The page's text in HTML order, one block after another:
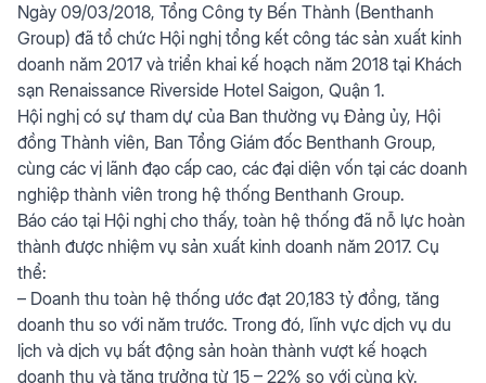
Ngày 09/03/2018, Tổng Công ty Bến Thành (Benthanh
Group) đã tổ chức Hội nghị tổng kết công tác sản xuất kinh
doanh năm 2017 và triển khai kế hoạch năm 2018 tại Khách
sạn Renaissance Riverside Hotel Saigon, Quận 1.
Hội nghị có sự tham dự của Ban thường vụ Đảng ủy, Hội
đồng Thành viên, Ban Tổng Giám đốc Benthanh Group,
cùng các vị lãnh đạo cấp cao, các đại diện vốn tại các doanh
nghiệp thành viên trong hệ thống Benthanh Group.
Báo cáo tại Hội nghị cho thấy, toàn hệ thống đã nỗ lực hoàn
thành được nhiệm vụ sản xuất kinh doanh năm 2017. Cụ
thể:
– Doanh thu toàn hệ thống ước đạt 20,183 tỷ đồng, tăng
doanh thu so với năm trước. Trong đó, lĩnh vực dịch vụ du
lịch và dịch vụ bất động sản hoàn thành vượt kế hoạch
doanh thu và tăng trưởng từ 15 – 22% so với cùng kỳ.